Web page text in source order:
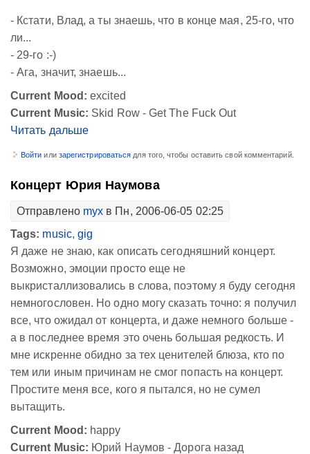
- Кстати, Влад, а ты знаешь, что в конце мая, 25-го, что
ли...
- 29-го :-)
- Ага, значит, знаешь...
Current Mood: excited
Current Music: Skid Row - Get The Fuck Out
Читать дальше
Войти или зарегистрироваться для того, чтобы оставить свой комментарий.
Концерт Юрия Наумова
Отправлено myx в Пн, 2006-06-05 02:25
Tags: music,gig
Я даже не знаю, как описать сегодняшний концерт.
Возможно, эмоции просто еще не
выкристаллизовались в слова, поэтому я буду сегодня
немногословен. Но одно могу сказать точно: я получил
все, что ожидал от концерта, и даже немного больше -
а в последнее время это очень большая редкость. И
мне искренне обидно за тех ценителей блюза, кто по
тем или иным причинам не смог попасть на концерт.
Простите меня все, кого я пытался, но не сумел
вытащить.
Current Mood: happy
Current Music: Юрий Наумов - Дорога назад